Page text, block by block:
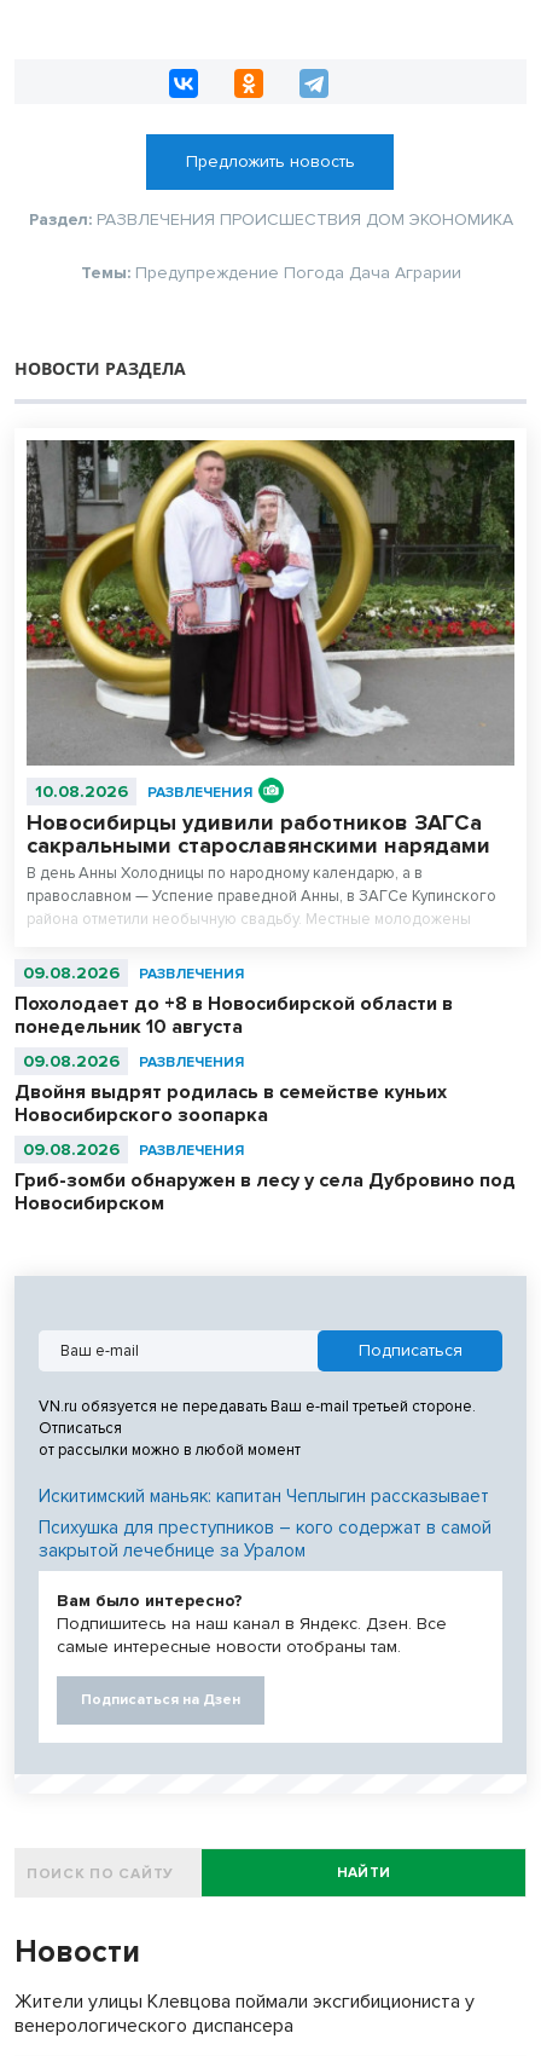
Предложить новость
Раздел: РАЗВЛЕЧЕНИЯ ПРОИСШЕСТВИЯ ДОМ ЭКОНОМИКА
Темы: Предупреждение Погода Дача Аграрии
НОВОСТИ РАЗДЕЛА
10.08.2026 РАЗВЛЕЧЕНИЯ
Новосибирцы удивили работников ЗАГСа
сакральными старославянскими нарядами
В день Анны Холодницы по народному календарю, а в
православном — Успение праведной Анны, в ЗАГСе Купинского
района отметили необычную свадьбу. Местные молодожены
бракосочетание в старославянских нарядах — удивленные
стиле.
09.08.2026 РАЗВЛЕЧЕНИЯ
Похолодает до +8 в Новосибирской области в
понедельник 10 августа
09.08.2026 РАЗВЛЕЧЕНИЯ
Двойня выдрят родилась в семействе куньих
Новосибирского зоопарка
09.08.2026 РАЗВЛЕЧЕНИЯ
Гриб-зомби обнаружен в лесу у села Дубровино под
Новосибирском
VN.ru обязуется не передавать Ваш e-mail третьей стороне.
Отписаться
от рассылки можно в любой момент
Искитимский маньяк: капитан Чеплыгин рассказывает
Психушка для преступников – кого содержат в самой
закрытой лечебнице за Уралом
Вам было интересно?
Подпишитесь на наш канал в Яндекс. Дзен. Все
самые интересные новости отобраны там.
Подписаться на Дзен
НАЙТИ
Новости
Жители улицы Клевцова поймали эксгибициониста у
венерологического диспансера